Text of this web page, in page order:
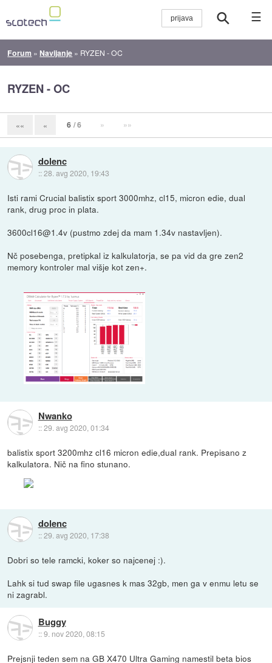
☰
Forum » Navijanje » RYZEN - OC
RYZEN - OC
«« « 6 / 6 » »»
dolenc
::28. avg 2020, 19:43
Isti rami Crucial balistix sport 3000mhz, cl15, micron edie, dual
rank, drug proc in plata.
3600cl16@1.4v (pustmo zdej da mam 1.34v nastavljen).
Nč posebenga, pretipkal iz kalkulatorja, se pa vid da gre zen2
memory kontroler mal višje kot zen+.
Nwanko
::29. avg 2020, 01:34
balistix sport 3200mhz cl16 micron edie,dual rank. Prepisano z
kalkulatora. Nič na fino stunano.
dolenc
::29. avg 2020, 17:38
Dobri so tele ramcki, koker so najcenej :).
Lahk si tud swap file ugasnes k mas 32gb, men ga v enmu letu se
ni zagrabl.
Buggy
::9. nov 2020, 08:15
Prejsnji teden sem na GB X470 Ultra Gaming namestil beta bios